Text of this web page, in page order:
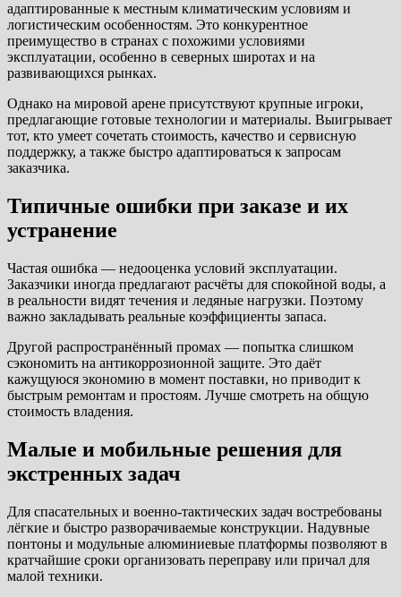
адаптированные к местным климатическим условиям и
логистическим особенностям. Это конкурентное
преимущество в странах с похожими условиями
эксплуатации, особенно в северных широтах и на
развивающихся рынках.
Однако на мировой арене присутствуют крупные игроки,
предлагающие готовые технологии и материалы. Выигрывает
тот, кто умеет сочетать стоимость, качество и сервисную
поддержку, а также быстро адаптироваться к запросам
заказчика.
Типичные ошибки при заказе и их
устранение
Частая ошибка — недооценка условий эксплуатации.
Заказчики иногда предлагают расчёты для спокойной воды, а
в реальности видят течения и ледяные нагрузки. Поэтому
важно закладывать реальные коэффициенты запаса.
Другой распространённый промах — попытка слишком
сэкономить на антикоррозионной защите. Это даёт
кажущуюся экономию в момент поставки, но приводит к
быстрым ремонтам и простоям. Лучше смотреть на общую
стоимость владения.
Малые и мобильные решения для
экстренных задач
Для спасательных и военно-тактических задач востребованы
лёгкие и быстро разворачиваемые конструкции. Надувные
понтоны и модульные алюминиевые платформы позволяют в
кратчайшие сроки организовать переправу или причал для
малой техники.